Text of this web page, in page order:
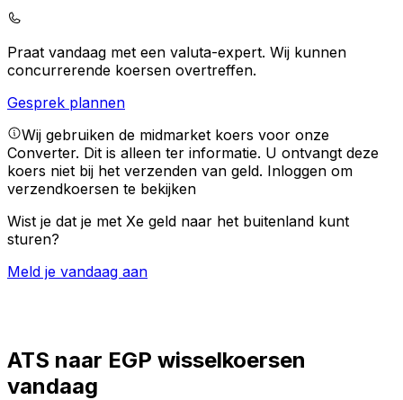
Praat vandaag met een valuta-expert. Wij kunnen
concurrerende koersen overtreffen.
Gesprek plannen
Wij gebruiken de midmarket koers voor onze
Converter. Dit is alleen ter informatie. U ontvangt deze
koers niet bij het verzenden van geld. Inloggen om
verzendkoersen te bekijken
Wist je dat je met Xe geld naar het buitenland kunt
sturen?
Meld je vandaag aan
ATS naar EGP wisselkoersen
vandaag